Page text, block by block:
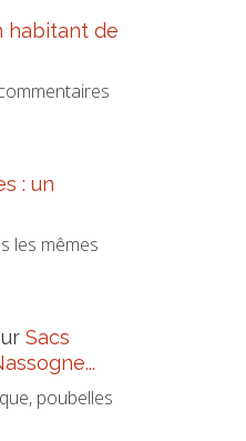
habitant de
: un
les mêmes
Sacs
poubelles